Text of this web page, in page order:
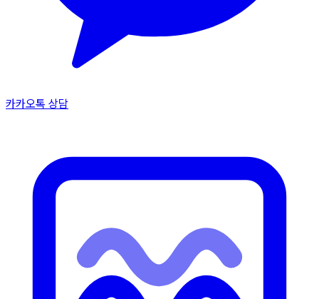
카카오톡 상담